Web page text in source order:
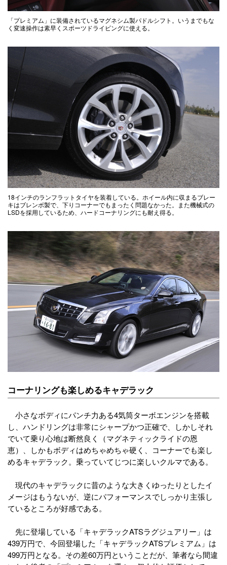
「プレミアム」に装備されているマグネシム製パドルシフト。いうまでもな
く変速操作は素早くスポーツドライビングに使える。
18インチのランフラットタイヤを装着している。ホイール内に収まるブレー
キはブレンボ製で、下りコーナーでもまったく問題なかった。また機械式の
LSDを採用しているため、ハードコーナリングにも耐え得る。
コーナリングも楽しめるキャデラック
小さなボディにパンチ力ある4気筒ターボエンジンを搭載
し、ハンドリングは非常にシャープかつ正確で、しかしそれ
でいて乗り心地は断然良く（マグネティックライドの恩
恵）、しかもボディはめちゃめちゃ硬く、コーナーでも楽し
めるキャデラック。乗っていてじつに楽しいクルマである。
現代のキャデラックに昔のような大きくゆったりとしたイ
メージはもうないが、逆にパフォーマンスでしっかり主張し
ているところが好感である。
先に登場している「キャデラックATSラグジュアリー」は
439万円で、今回登場した「キャデラックATSプレミアム」は
499万円となる。その差60万円ということだが、筆者なら間違